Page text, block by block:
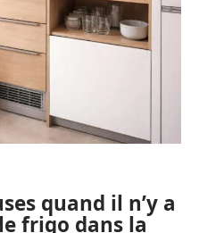
quand il n’y a
frigo dans la